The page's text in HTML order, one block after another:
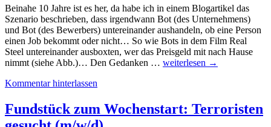
Kündigungsgrund
✌
Beinahe 10 Jahre ist es her, da habe ich in einem Blogartikel das
Szenario beschrieben, dass irgendwann Bot (des Unternehmens)
und Bot (des Bewerbers) untereinander aushandeln, ob eine Person
einen Job bekommt oder nicht… So wie Bots in dem Film Real
Steel untereinander ausboxten, wer das Preisgeld mit nach Hause
nimmt (siehe Abb.)… Den Gedanken … Wenn
Job-
Interview
weiterlesen →
Kommentar hinterlassen
Fundstück zum Wochenstart: Terroristen